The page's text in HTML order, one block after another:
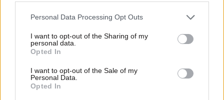
Please note that this website/app uses one or more Google
not limited to your visit or usage behaviour. You may click to
grant or deny consent to Google and its third-party tags to
use your data for below specified purposes in below Google
consent section.
Personal Data Processing Opt Outs
I want to opt-out of the Sharing of my
personal data.
Opted In
I want to opt-out of the Sale of my
Personal Data.
Opted In